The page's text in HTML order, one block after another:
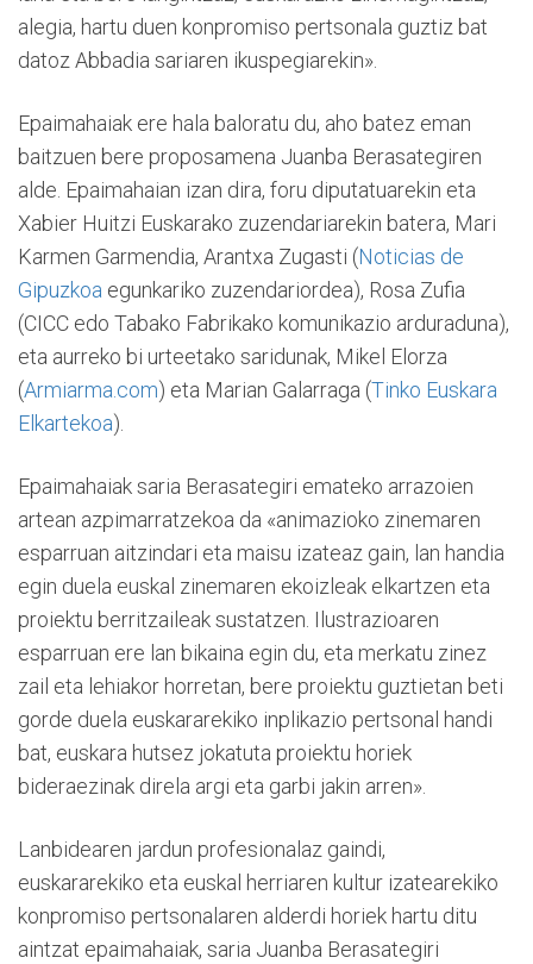
alegia, hartu duen konpromiso pertsonala guztiz bat
datoz Abbadia sariaren ikuspegiarekin».
Epaimahaiak ere hala baloratu du, aho batez eman
baitzuen bere proposamena Juanba Berasategiren
alde. Epaimahaian izan dira, foru diputatuarekin eta
Xabier Huitzi Euskarako zuzendariarekin batera, Mari
Karmen Garmendia, Arantxa Zugasti (Noticias de
Gipuzkoa egunkariko zuzendariordea), Rosa Zufia
(CICC edo Tabako Fabrikako komunikazio arduraduna),
eta aurreko bi urteetako saridunak, Mikel Elorza
(Armiarma.com) eta Marian Galarraga (Tinko Euskara
Elkartekoa).
Epaimahaiak saria Berasategiri emateko arrazoien
artean azpimarratzekoa da «animazioko zinemaren
esparruan aitzindari eta maisu izateaz gain, lan handia
egin duela euskal zinemaren ekoizleak elkartzen eta
proiektu berritzaileak sustatzen. Ilustrazioaren
esparruan ere lan bikaina egin du, eta merkatu zinez
zail eta lehiakor horretan, bere proiektu guztietan beti
gorde duela euskararekiko inplikazio pertsonal handi
bat, euskara hutsez jokatuta proiektu horiek
bideraezinak direla argi eta garbi jakin arren».
Lanbidearen jardun profesionalaz gaindi,
euskararekiko eta euskal herriaren kultur izatearekiko
konpromiso pertsonalaren alderdi horiek hartu ditu
aintzat epaimahaiak, saria Juanba Berasategiri